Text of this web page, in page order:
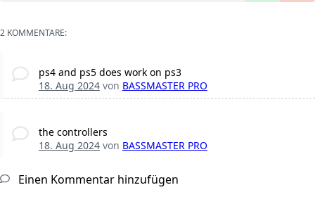
2 KOMMENTARE:
ps4 and ps5 does work on ps3
18. Aug 2024von BASSMASTER PRO
the controllers
18. Aug 2024von BASSMASTER PRO
Einen Kommentar hinzufügen